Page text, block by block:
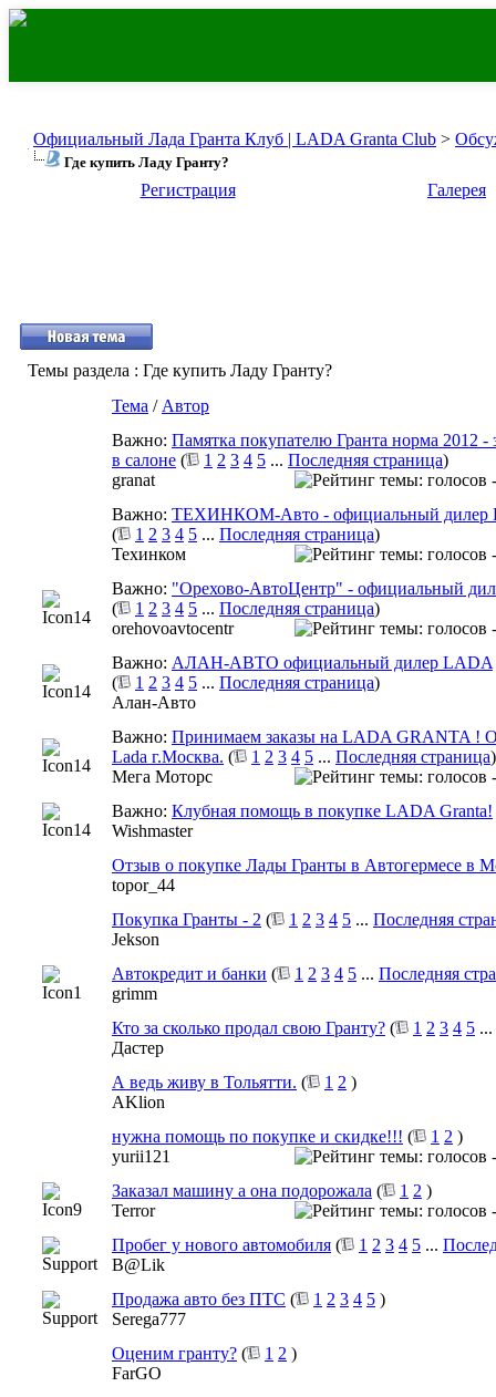
Официальный Лада Гранта Клуб | LADA Granta Club >
Где купить Ладу Гранту?
Регистрация Галерея
Темы раздела : Где купить Ладу Гранту?
Тема / Автор
Важно: Памятка покупателю Гранта норма 2012 -
в салоне ( 1 2 3 4 5 ... Последняя страница)
granat
Важно: ТЕХИНКОМ-Авто - официальный дилер
(
1 2 3 4 5 ... Последняя страница)
Техинком
Важно: "Орехово-АвтоЦентр" - официальный
(
1 2 3 4 5 ... Последняя страница)
orehovoavtocentr
Важно: АЛАН-АВТО официальный дилер LADA
(
1 2 3 4 5 ... Последняя страница)
Алан-Авто
Важно: Принимаем заказы на LADA GRANTA !
Lada г.Москва. ( 1 2 3 4 5 ... Последняя страница)
Мега Моторс
Важно: Клубная помощь в покупке LADA Granta!
Wishmaster
Отзыв о покупке Лады Гранты в Автогермесе в
topor_44
Покупка Гранты - 2 ( 1 2 3 4 5 ... Последняя
Jekson
Автокредит и банки ( 1 2 3 4 5 ... Последняя
grimm
Кто за сколько продал свою Гранту? ( 1 2 3 4 5 ...
Дастер
А ведь живу в Тольятти. ( 1 2 )
AKlion
нужна помощь по покупке и скидке!!! ( 1 2 )
yurii121
Заказал машину а она подорожала ( 1 2 )
Terror
Пробег у нового автомобиля ( 1 2 3 4 5 ...
B@Lik
Продажа авто без ПТС ( 1 2 3 4 5 )
Serega777
Оценим гранту? ( 1 2 )
FarGO